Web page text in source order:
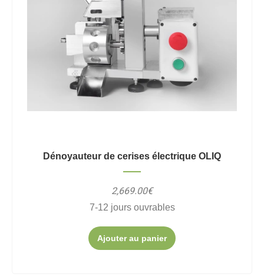
Dénoyauteur de cerises électrique OLIQ
2,669.00€
7-12 jours ouvrables
Ajouter au panier